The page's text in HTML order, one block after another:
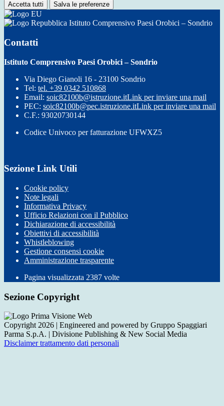
Accetta tutti Salva le preferenze
Istituto Comprensivo Paesi Orobici – Sondrio
Contatti
Istituto Comprensivo Paesi Orobici – Sondrio
Via Diego Gianoli 16 - 23100 Sondrio
Tel: tel. +39 0342 510868
Email: soic82100b@istruzione.itLink per inviare una mail
PEC: soic82100b@pec.istruzione.itLink per inviare una mail
C.F.: 93020730144
Codice Univoco per fatturazione UFWXZ5
Sezione Link Utili
Cookie policy
Note legali
Informativa Privacy
Ufficio Relazioni con il Pubblico
Dichiarazione di accessibilità
Obiettivi di accessibilità
Whistleblowing
Gestione consensi cookie
Amministrazione trasparente
Pagina visualizzata 2387 volte
Sezione Copyright
Copyright 2026 | Engineered and powered by Gruppo Spaggiari
Parma S.p.A. | Divisione Publishing & New Social Media
Disclaimer trattamento dati personali